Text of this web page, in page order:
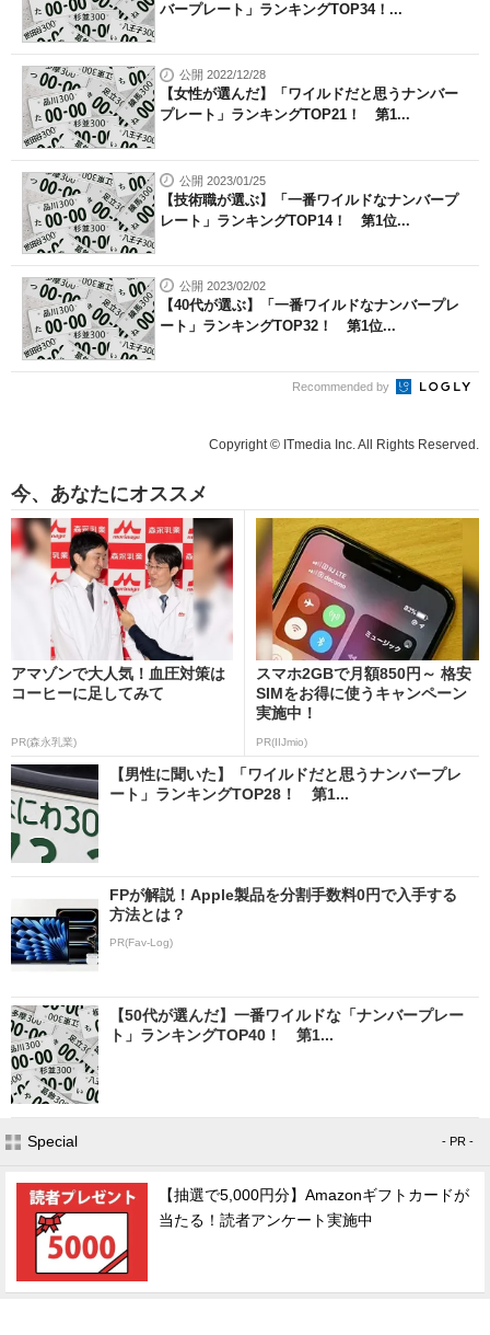
バープレート」ランキングTOP34！...
公開 2022/12/28
【女性が選んだ】「ワイルドだと思うナンバー
プレート」ランキングTOP21！ 第1...
公開 2023/01/25
【技術職が選ぶ】「一番ワイルドなナンバープ
レート」ランキングTOP14！ 第1位...
公開 2023/02/02
【40代が選ぶ】「一番ワイルドなナンバープレ
ート」ランキングTOP32！ 第1位...
Recommended by
Copyright © ITmedia Inc. All Rights Reserved.
今、あなたにオススメ
アマゾンで大人気！血圧対策は
コーヒーに足してみて
PR(森永乳業)
スマホ2GBで月額850円～ 格安
SIMをお得に使うキャンペーン
実施中！
PR(IIJmio)
【男性に聞いた】「ワイルドだと思うナンバープレ
ート」ランキングTOP28！ 第1...
FPが解説！Apple製品を分割手数料0円で入手する
方法とは？
PR(Fav-Log)
【50代が選んだ】一番ワイルドな「ナンバープレー
ト」ランキングTOP40！ 第1...
Special - PR -
【抽選で5,000円分】Amazonギフトカードが
当たる！読者アンケート実施中